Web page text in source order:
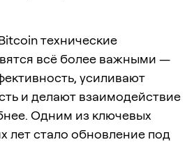
технические
всё более важными —
усиливают
и делают взаимодействие
Одним из ключевых
лет стало обновление под